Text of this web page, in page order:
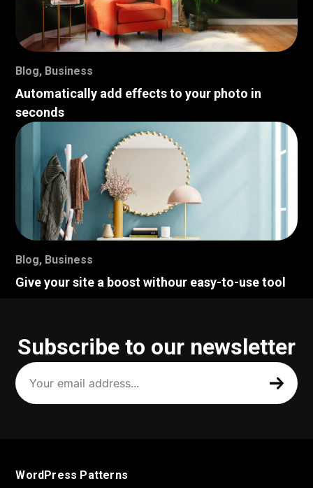
Blog, Business
Automatically add effects to your photo in
seconds
Blog, Business
Give your site a boost withour easy-to-use tool
Subscribe to our newsletter
Your
email
address
(Required)
WordPress Patterns